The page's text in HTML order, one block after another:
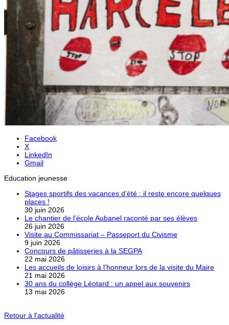
Facebook
X
LinkedIn
Gmail
Education jeunesse
Stages sportifs des vacances d’été : il reste encore quelques
places !
30 juin 2026
Le chantier de l’école Aubanel raconté par ses élèves
26 juin 2026
Visite au Commissariat – Passeport du Civisme
9 juin 2026
Concours de pâtisseries à la SEGPA
22 mai 2026
Les accueils de loisirs à l’honneur lors de la visite du Maire
21 mai 2026
30 ans du collège Léotard : un appel aux souvenirs
13 mai 2026
Retour à l'actualité